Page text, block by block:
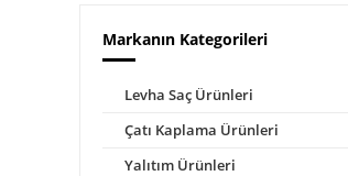
Markanın Kategorileri
Levha Saç Ürünleri
Çatı Kaplama Ürünleri
Yalıtım Ürünleri